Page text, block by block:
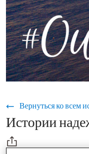
Вернуться ко всем
Истории